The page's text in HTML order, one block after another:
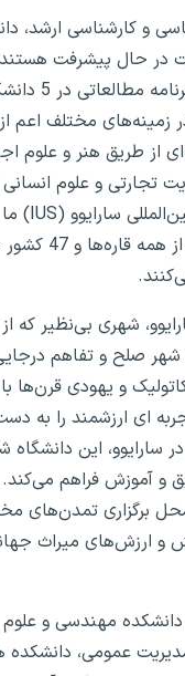
و کارشناسی ارشد،
در حال پیشرفت هستند
انتخاب یکی
زمینه‌های مختلف اعم
از طریق هنر و علوم
تجارتی و علوم
دانشجو داریم
شهری بی‌نظیر که
شهر صلح و تفاهم
و یهودی قرن‌ها
ای ارزشمند را به
سارایوو، این دانشگاه
و آموزش فراهم
برگزاری تمدن‌های
و ارزش‌های میراث
مهندسی و
عمومی، دانشکده